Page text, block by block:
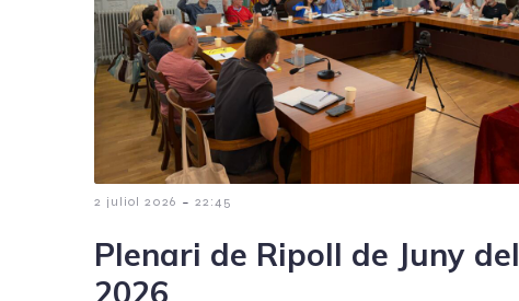
2 juliol 2026 - 22:45
Plenari de Ripoll de Juny del
2026